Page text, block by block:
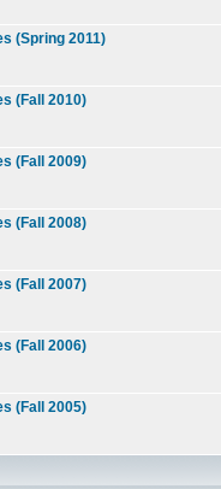
(Spring 2011)
(Fall 2010)
(Fall 2009)
(Fall 2008)
(Fall 2007)
(Fall 2006)
(Fall 2005)